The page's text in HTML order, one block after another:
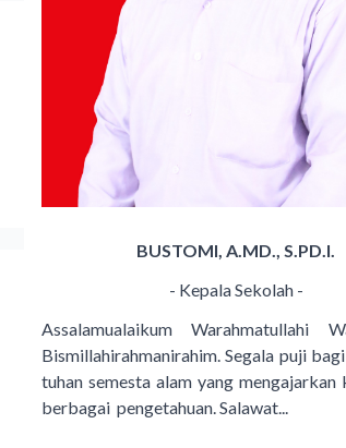
BUSTOMI, A.MD., S.PD.I.
- Kepala Sekolah -
Assalamualaikum Warahmatullahi
Bismillahirahmanirahim. Segala puji
tuhan semesta alam yang mengajarkan
berbagai pengetahuan. Salawat...